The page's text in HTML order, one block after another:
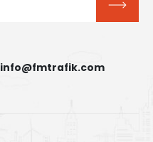
info@fmtrafik.com